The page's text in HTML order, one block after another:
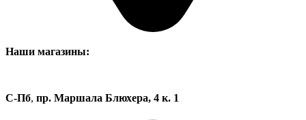
Наши магазины:
С-Пб, пр. Маршала Блюхера, 4 к. 1